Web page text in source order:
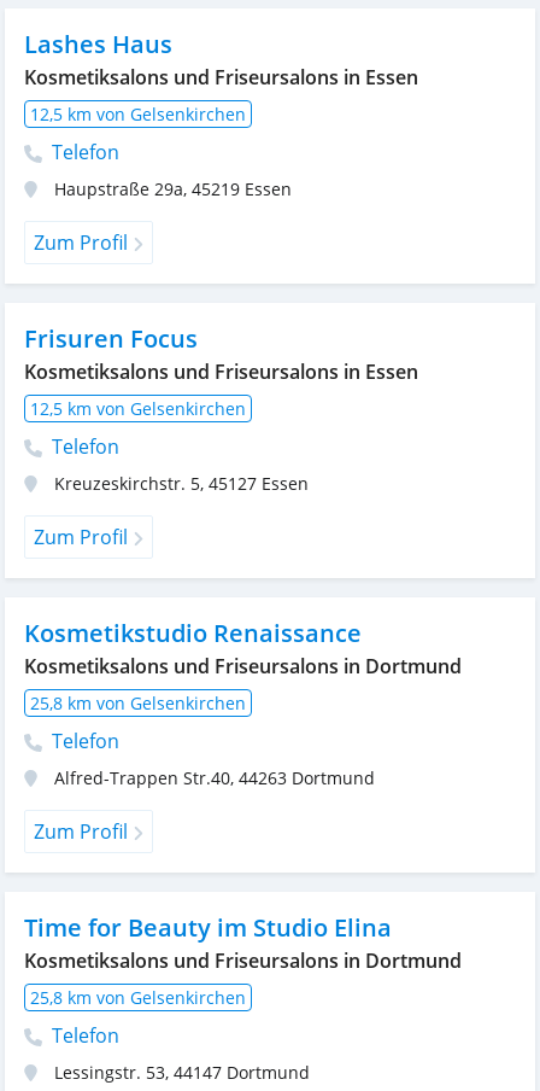
Lashes Haus
Kosmetiksalons und Friseursalons in Essen
12,5 km von Gelsenkirchen
Telefon
Haupstraße 29a, 45219 Essen
Zum Profil
Frisuren Focus
Kosmetiksalons und Friseursalons in Essen
12,5 km von Gelsenkirchen
Telefon
Kreuzeskirchstr. 5, 45127 Essen
Zum Profil
Kosmetikstudio Renaissance
Kosmetiksalons und Friseursalons in Dortmund
25,8 km von Gelsenkirchen
Telefon
Alfred-Trappen Str.40, 44263 Dortmund
Zum Profil
Time for Beauty im Studio Elina
Kosmetiksalons und Friseursalons in Dortmund
25,8 km von Gelsenkirchen
Telefon
Lessingstr. 53, 44147 Dortmund